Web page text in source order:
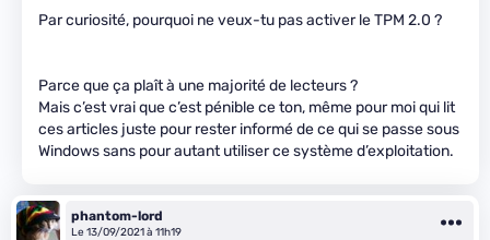
Par curiosité, pourquoi ne veux-tu pas activer le TPM 2.0 ?
Parce que ça plaît à une majorité de lecteurs ?
Mais c’est vrai que c’est pénible ce ton, même pour moi qui lit
ces articles juste pour rester informé de ce qui se passe sous
Windows sans pour autant utiliser ce système d’exploitation.
phantom-lord
Le 13/09/2021 à 11h19